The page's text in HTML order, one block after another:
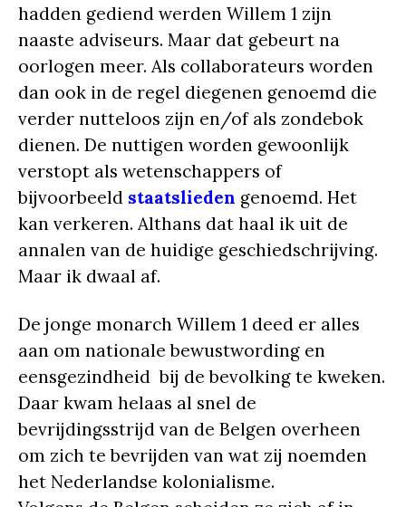
hadden gediend werden Willem 1 zijn
naaste adviseurs. Maar dat gebeurt na
oorlogen meer. Als collaborateurs worden
dan ook in de regel diegenen genoemd die
verder nutteloos zijn en/of als zondebok
dienen. De nuttigen worden gewoonlijk
verstopt als wetenschappers of
bijvoorbeeld staatslieden genoemd. Het
kan verkeren. Althans dat haal ik uit de
annalen van de huidige geschiedschrijving.
Maar ik dwaal af.
De jonge monarch Willem 1 deed er alles
aan om nationale bewustwording en
eensgezindheid bij de bevolking te kweken.
Daar kwam helaas al snel de
bevrijdingsstrijd van de Belgen overheen
om zich te bevrijden van wat zij noemden
het Nederlandse kolonialisme.